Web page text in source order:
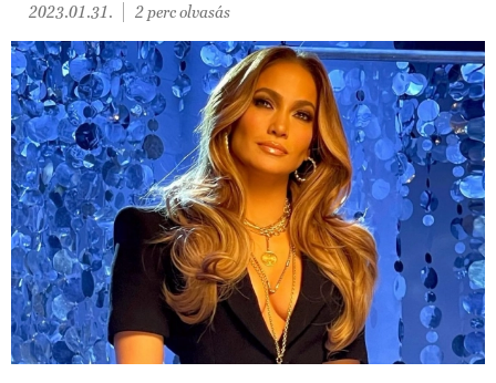
2023.01.31. 2 perc olvasás